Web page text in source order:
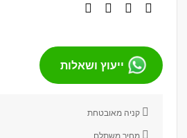
ייעוץ ושאלות
קניה מאובטחת